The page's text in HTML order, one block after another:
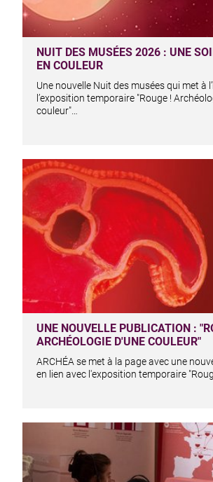
NUIT DES MUSÉES 2026 : UNE
EN COULEUR
Une nouvelle Nuit des musées qui met à
l’exposition temporaire "Rouge !
couleur"…
UNE NOUVELLE PUBLICATION :
ARCHÉOLOGIE D'UNE COULEUR"
ARCHÉA se met à la page avec une
en lien avec l'exposition temporaire